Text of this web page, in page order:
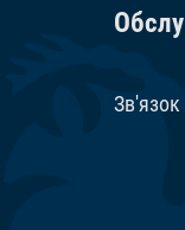
Зв'язок